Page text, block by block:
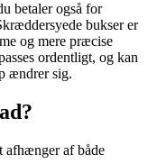
betaler også for
bukser er
og mere præcise
ordentligt, og kan
ændrer sig.
afhænger af både